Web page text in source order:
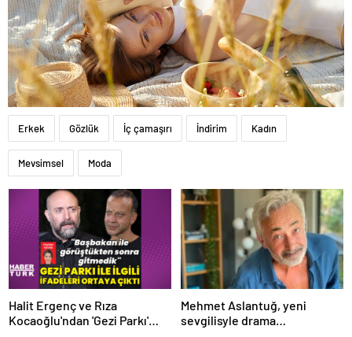
Erkek Gözlük İç çamaşırı İndirim Kadın
Mevsimsel Moda
Halit Ergenç ve Rıza
Kocaoğlu'ndan 'Gezi Parkı'
Mehmet Aslantuğ, yeni
sevgilisyle drama